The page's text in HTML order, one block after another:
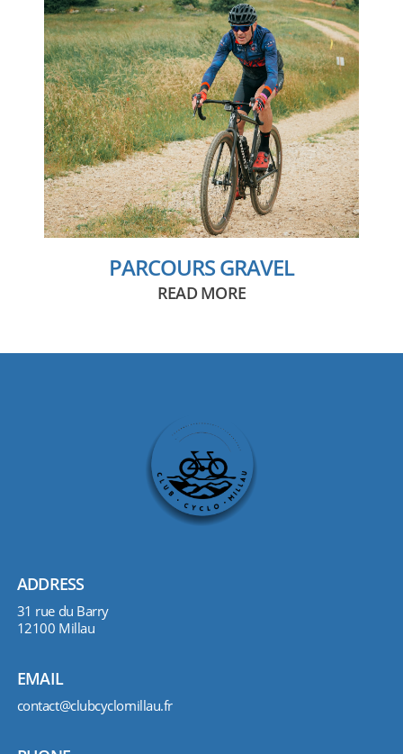
PARCOURS GRAVEL
READ MORE
ADDRESS
31 rue du Barry
12100 Millau
EMAIL
contact@clubcyclomillau.fr